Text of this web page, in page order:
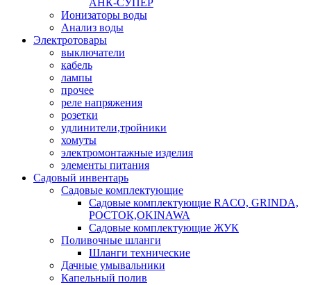
АНК-СУПЕР
Ионизаторы воды
Анализ воды
Электротовары
выключатели
кабель
лампы
прочее
реле напряжения
розетки
удлинители,тройники
хомуты
электромонтажные изделия
элементы питания
Садовый инвентарь
Садовые комплектующие
Садовые комплектующие RACO, GRINDA,
РОСТОК,OKINAWA
Садовые комплектующие ЖУК
Поливочные шланги
Шланги технические
Дачные умывальники
Капельный полив